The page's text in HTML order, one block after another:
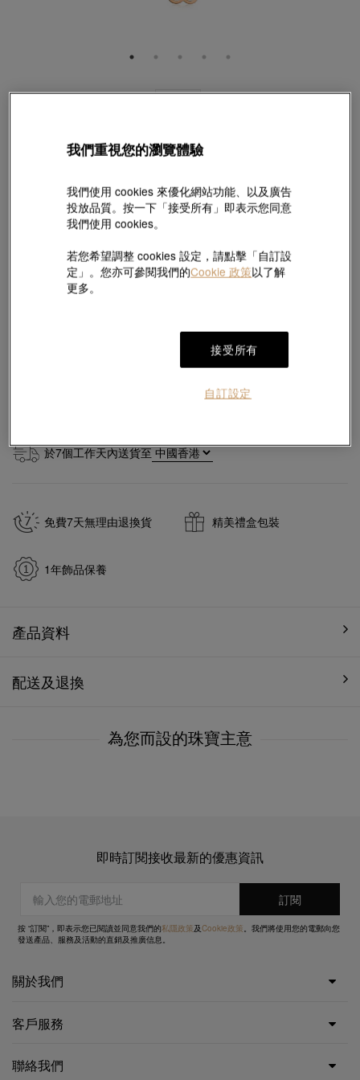
18K玫瑰金頸鍊
款號 # 92829N-18KR-00
(巳含美國關稅及稅項 )
75折
找不到適合的尺寸?請點擊這裡!
於7個工作天內送貨至
免費7天無理由退換貨 精美禮盒包裝
1年飾品保養
產品資料
配送及退換
為您而設的珠寶主意
即時訂閱接收最新的優惠資訊
按 “訂閱”，即表示您已閱讀並同意我們的私隱政策及Cookie政策。我們將使用您的電郵向您
發送產品、服務及活動的直銷及推廣信息。
關於我們
客戶服務
聯絡我們
我們重視您的瀏覽體驗
我們使用 cookies 來優化網站功能、以及廣告
投放品質。按一下「接受所有」即表示您同意
我們使用 cookies。
若您希望調整 cookies 設定，請點擊「自訂設
定」。您亦可參閱我們的Cookie 政策以了解
更多。
接受所有
自訂設定